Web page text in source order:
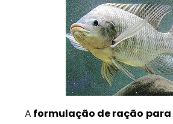
A formulação de ração para